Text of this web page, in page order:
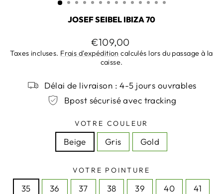
JOSEF SEIBEL IBIZA 70
Prix
régulier
€109,00
Taxes incluses. Frais d'expédition calculés lors du passage à la
caisse.
Délai de livraison : 4-5 jours ouvrables
Bpost sécurisé avec tracking
VOTRE COULEUR
Beige Gris Gold
VOTRE POINTURE
35 36 37 38 39 40 41